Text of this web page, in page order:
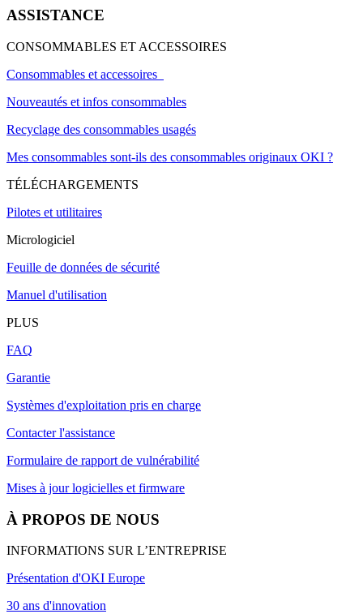
ASSISTANCE
CONSOMMABLES ET ACCESSOIRES
Consommables et accessoires
Nouveautés et infos consommables
Recyclage des consommables usagés
Mes consommables sont-ils des consommables originaux OKI ?
TÉLÉCHARGEMENTS
Pilotes et utilitaires
Micrologiciel
Feuille de données de sécurité
Manuel d'utilisation
PLUS
FAQ
Garantie
Systèmes d'exploitation pris en charge
Contacter l'assistance
Formulaire de rapport de vulnérabilité
Mises à jour logicielles et firmware
À PROPOS DE NOUS
INFORMATIONS SUR L’ENTREPRISE
Présentation d'OKI Europe
30 ans d'innovation